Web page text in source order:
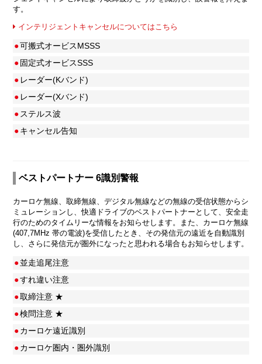
す。
インテリジェントキャンセルについてはこちら
●可搬式オービスMSSS
●固定式オービスSSS
● レーダー(Kバンド)
● レーダー(Xバンド)
● ステルス波
●キャンセル告知
ベストパートナー 6識別警報
カーロケ無線、取締無線、デジタル無線などの無線の受信状態からシ
ミュレーションし、快適ドライブのベストパートナーとして、安全走
行のためのタイムリーな情報をお知らせします。また、カーロケ無線
(407,7MHz 帯の電波)を受信したとき、その発信元の遠近を自動識別
し、さらに発信元が圏外になったと思われる場合もお知らせします。
●並走追尾注意
●すれ違い注意
●取締注意 ★
●検問注意 ★
●カーロケ遠近識別
●カーロケ圏内・圏外識別